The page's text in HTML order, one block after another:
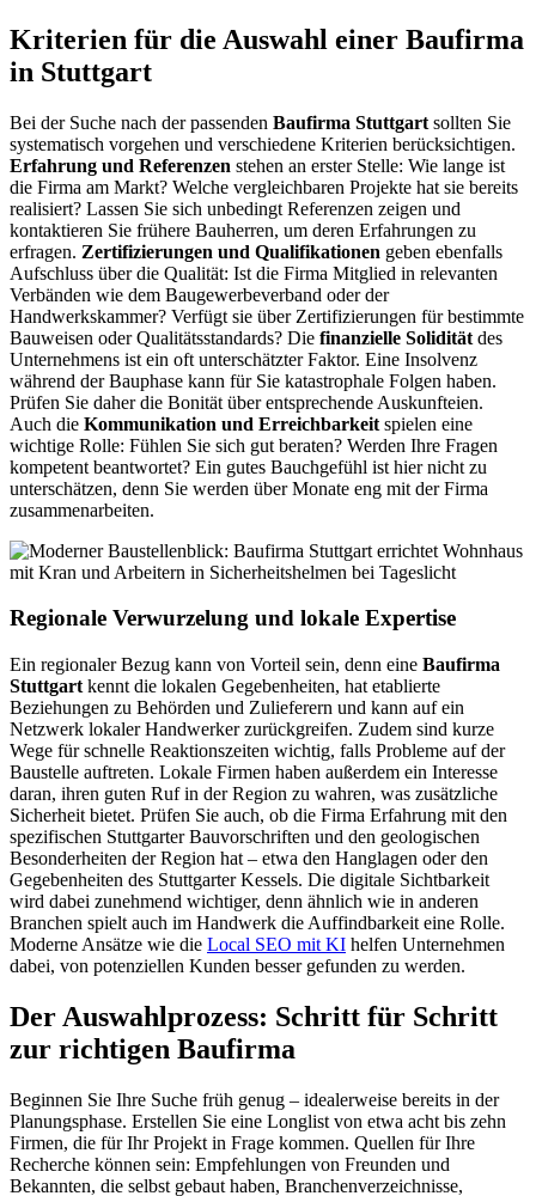
Kriterien für die Auswahl einer Baufirma
in Stuttgart
Bei der Suche nach der passenden Baufirma Stuttgart sollten Sie
systematisch vorgehen und verschiedene Kriterien berücksichtigen.
Erfahrung und Referenzen stehen an erster Stelle: Wie lange ist
die Firma am Markt? Welche vergleichbaren Projekte hat sie bereits
realisiert? Lassen Sie sich unbedingt Referenzen zeigen und
kontaktieren Sie frühere Bauherren, um deren Erfahrungen zu
erfragen. Zertifizierungen und Qualifikationen geben ebenfalls
Aufschluss über die Qualität: Ist die Firma Mitglied in relevanten
Verbänden wie dem Baugewerbeverband oder der
Handwerkskammer? Verfügt sie über Zertifizierungen für bestimmte
Bauweisen oder Qualitätsstandards? Die finanzielle Solidität des
Unternehmens ist ein oft unterschätzter Faktor. Eine Insolvenz
während der Bauphase kann für Sie katastrophale Folgen haben.
Prüfen Sie daher die Bonität über entsprechende Auskunfteien.
Auch die Kommunikation und Erreichbarkeit spielen eine
wichtige Rolle: Fühlen Sie sich gut beraten? Werden Ihre Fragen
kompetent beantwortet? Ein gutes Bauchgefühl ist hier nicht zu
unterschätzen, denn Sie werden über Monate eng mit der Firma
zusammenarbeiten.
Regionale Verwurzelung und lokale Expertise
Ein regionaler Bezug kann von Vorteil sein, denn eine Baufirma
Stuttgart kennt die lokalen Gegebenheiten, hat etablierte
Beziehungen zu Behörden und Zulieferern und kann auf ein
Netzwerk lokaler Handwerker zurückgreifen. Zudem sind kurze
Wege für schnelle Reaktionszeiten wichtig, falls Probleme auf der
Baustelle auftreten. Lokale Firmen haben außerdem ein Interesse
daran, ihren guten Ruf in der Region zu wahren, was zusätzliche
Sicherheit bietet. Prüfen Sie auch, ob die Firma Erfahrung mit den
spezifischen Stuttgarter Bauvorschriften und den geologischen
Besonderheiten der Region hat – etwa den Hanglagen oder den
Gegebenheiten des Stuttgarter Kessels. Die digitale Sichtbarkeit
wird dabei zunehmend wichtiger, denn ähnlich wie in anderen
Branchen spielt auch im Handwerk die Auffindbarkeit eine Rolle.
Moderne Ansätze wie die Local SEO mit KI helfen Unternehmen
dabei, von potenziellen Kunden besser gefunden zu werden.
Der Auswahlprozess: Schritt für Schritt
zur richtigen Baufirma
Beginnen Sie Ihre Suche früh genug – idealerweise bereits in der
Planungsphase. Erstellen Sie eine Longlist von etwa acht bis zehn
Firmen, die für Ihr Projekt in Frage kommen. Quellen für Ihre
Recherche können sein: Empfehlungen von Freunden und
Bekannten, die selbst gebaut haben, Branchenverzeichnisse,